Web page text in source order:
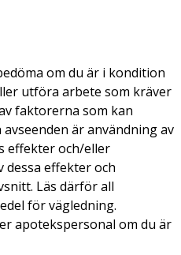
om du är i kondition
utföra arbete som kräver
faktorerna som kan
är användning av
effekter och/eller
dessa effekter och
Läs därför all
för vägledning.
apotekspersonal om du är